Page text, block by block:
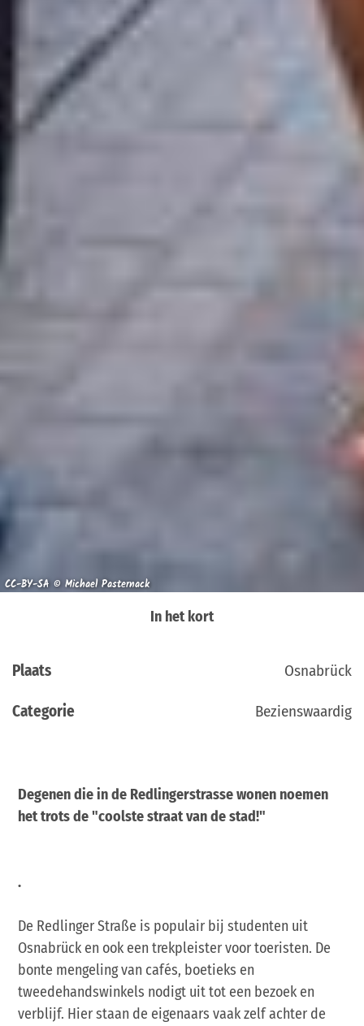
CC-BY-SA © Michael Pasternack
In het kort
Plaats Osnabrück
Categorie Bezienswaardig
Degenen die in de Redlingerstrasse wonen noemen
het trots de "coolste straat van de stad!"
.
De Redlinger Straße is populair bij studenten uit
Osnabrück en ook een trekpleister voor toeristen. De
bonte mengeling van cafés, boetieks en
tweedehandswinkels nodigt uit tot een bezoek en
verblijf. Hier staan de eigenaars vaak zelf achter de